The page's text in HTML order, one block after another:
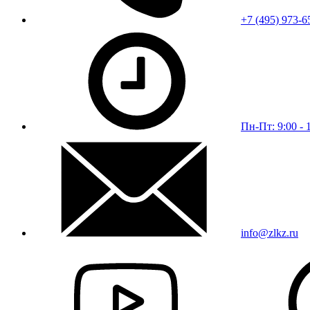
+7 (495) 973-
Пн-Пт: 9:00 -
info@zlkz.ru